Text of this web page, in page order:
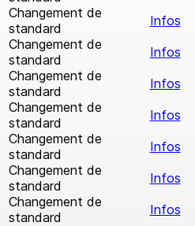
Changement de
standard
Infos
Changement de
standard
Infos
Changement de
standard
Infos
Changement de
standard
Infos
Changement de
standard
Infos
Changement de
standard
Infos
Changement de
standard
Infos